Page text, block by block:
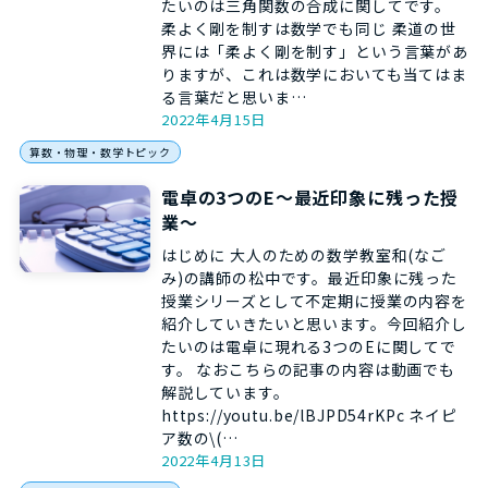
たいのは三角関数の合成に関してです。
柔よく剛を制すは数学でも同じ 柔道の世
界には「柔よく剛を制す」という言葉があ
りますが、これは数学においても当てはま
る言葉だと思いま…
2022年4月15日
算数・物理・数学トピック
電卓の3つのE～最近印象に残った授
業～
はじめに 大人のための数学教室和(なご
み)の講師の松中です。最近印象に残った
授業シリーズとして不定期に授業の内容を
紹介していきたいと思います。今回紹介し
たいのは電卓に現れる3つのEに関してで
す。 なおこちらの記事の内容は動画でも
解説しています。
https://youtu.be/lBJPD54rKPc ネイピ
ア数の\(…
2022年4月13日